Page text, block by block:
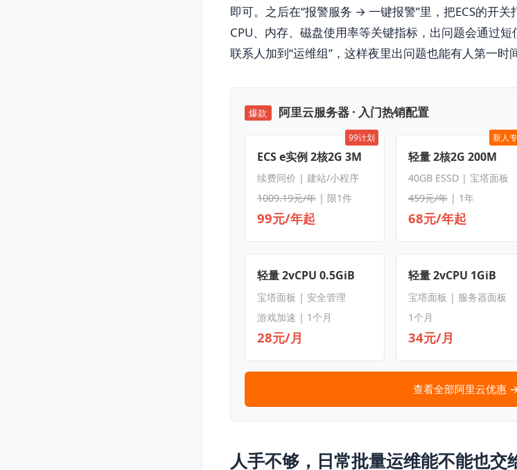
即可。之后在“报警服务 → 一键报警”里，把ECS的开
CPU、内存、磁盘使用率等关键指标，出问题会通过
联系人加到“运维组”，这样夜里出问题也能有人第一时
爆款 阿里云服务器 · 入门热销配置
99计划
ECS e实例 2核2G 3M
续费同价 | 建站/小程序
1009.19元/年| 限1件
99元/年起
新人
轻量 2核2G 200M
40GB ESSD | 宝塔面板
459元/年 | 1年
68元/年起
轻量 2vCPU 0.5GiB
宝塔面板 | 安全管理
游戏加速 | 1个月
28元/月
轻量 2vCPU 1GiB
宝塔面板 | 服务器面板
1个月
34元/月
查看全部阿里云优惠
人手不够，日常批量运维能不能也交